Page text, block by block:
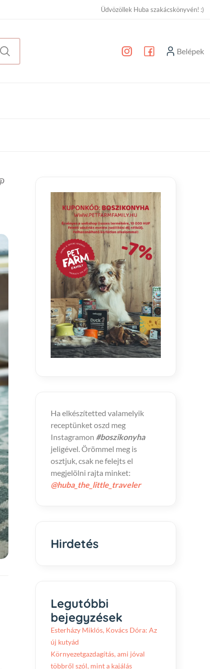
Üdvözöllek Huba szakácskönyvén! :)
Belépek
Ha elkészítetted valamelyik
receptünket oszd meg
Instagramon #boszikonyha
jeligével. Örömmel meg is
osztjuk, csak ne felejts el
megjelölni rajta minket:
@huba_the_little_traveler
Hirdetés
Legutóbbi
bejegyzések
Esterházy Miklós, Kovács Dóra: Az
új kutyád
Környezetgazdagítás, ami jóval
többről szól, mint a kajálás